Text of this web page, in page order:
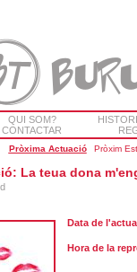
QUI SOM?
CONTACTAR
Pròxima Actuació Pròxim
La teua dona
Data de
Hora de la